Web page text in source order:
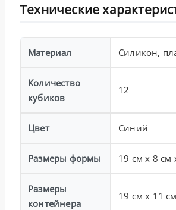
Технические
Материал Силикон,
Количество
кубиков
12
Цвет Синий
Размеры формы 19 см x 8 см
Размеры
контейнера
19 см x 11